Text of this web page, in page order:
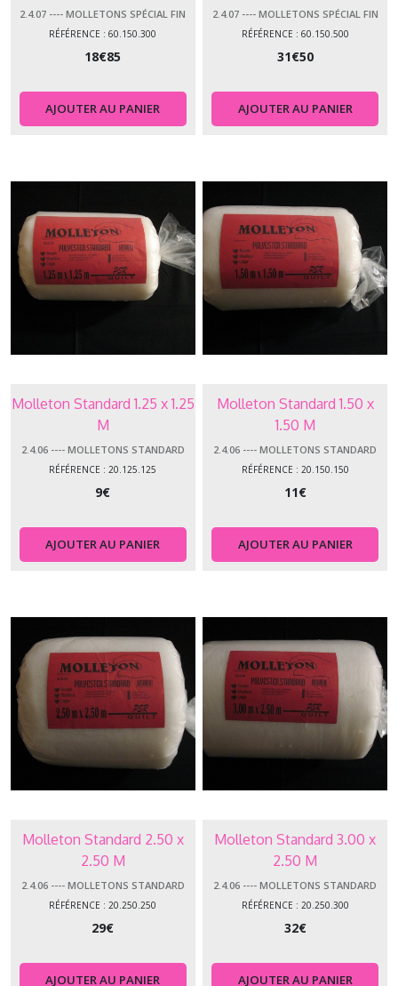
2.4.07 ---- MOLLETONS SPÉCIAL FIN
RÉFÉRENCE : 60.150.300
18€85
AJOUTER AU PANIER
2.4.07 ---- MOLLETONS SPÉCIAL FIN
RÉFÉRENCE : 60.150.500
31€50
AJOUTER AU PANIER
Molleton Standard 1.25 x 1.25
M
2.4.06 ---- MOLLETONS STANDARD
RÉFÉRENCE : 20.125.125
9€
AJOUTER AU PANIER
Molleton Standard 1.50 x
1.50 M
2.4.06 ---- MOLLETONS STANDARD
RÉFÉRENCE : 20.150.150
11€
AJOUTER AU PANIER
Molleton Standard 2.50 x
2.50 M
2.4.06 ---- MOLLETONS STANDARD
RÉFÉRENCE : 20.250.250
29€
AJOUTER AU PANIER
Molleton Standard 3.00 x
2.50 M
2.4.06 ---- MOLLETONS STANDARD
RÉFÉRENCE : 20.250.300
32€
AJOUTER AU PANIER